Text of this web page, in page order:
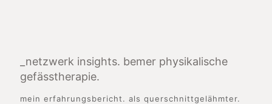
_netzwerk insights. bemer physikalische
gefässtherapie.
mein erfahrungsbericht. als querschnittgelähmter.